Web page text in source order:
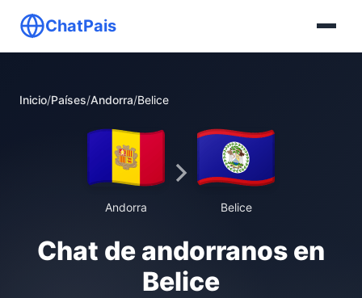
ChatPais
Inicio/Países/Andorra/Belice
Andorra Belice
Chat de andorranos en
Belice